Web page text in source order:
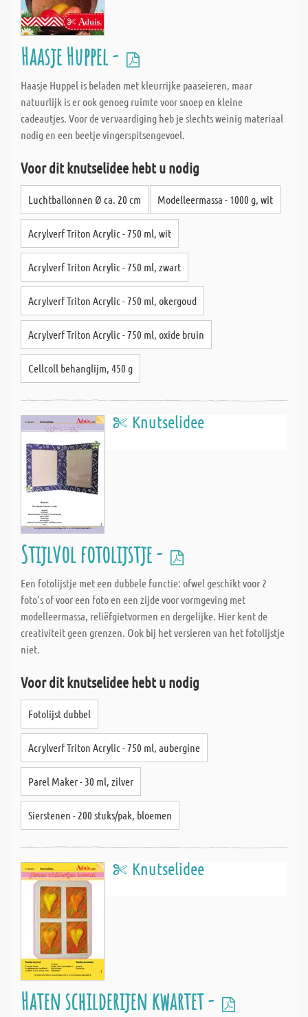
Haasje Huppel -
Haasje Huppel is beladen met kleurrijke paaseieren, maar
natuurlijk is er ook genoeg ruimte voor snoep en kleine
cadeautjes. Voor de vervaardiging heb je slechts weinig materiaal
nodig en een beetje vingerspitsengevoel.
Voor dit knutselidee hebt u nodig
Luchtballonnen Ø ca. 20 cm Modelleermassa - 1000 g, wit
Acrylverf Triton Acrylic - 750 ml, wit
Acrylverf Triton Acrylic - 750 ml, zwart
Acrylverf Triton Acrylic - 750 ml, okergoud
Acrylverf Triton Acrylic - 750 ml, oxide bruin
Cellcoll behanglijm, 450 g
Knutselidee
Stijlvol fotolijstje -
Een fotolijstje met een dubbele functie: ofwel geschikt voor 2
foto‘s of voor een foto en een zijde voor vormgeving met
modelleermassa, reliëfgietvormen en dergelijke. Hier kent de
creativiteit geen grenzen. Ook bij het versieren van het fotolijstje
niet.
Voor dit knutselidee hebt u nodig
Fotolijst dubbel
Acrylverf Triton Acrylic - 750 ml, aubergine
Parel Maker - 30 ml, zilver
Sierstenen - 200 stuks/pak, bloemen
Knutselidee
Haten schilderijen kwartet -